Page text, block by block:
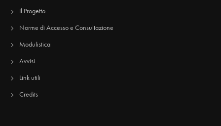
Il Progetto
Norme di Accesso e Consultazione
Modulistica
Avvisi
Link utili
Credits